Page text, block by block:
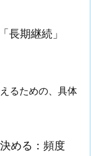
長期継続」
るための、具体
める ：頻度